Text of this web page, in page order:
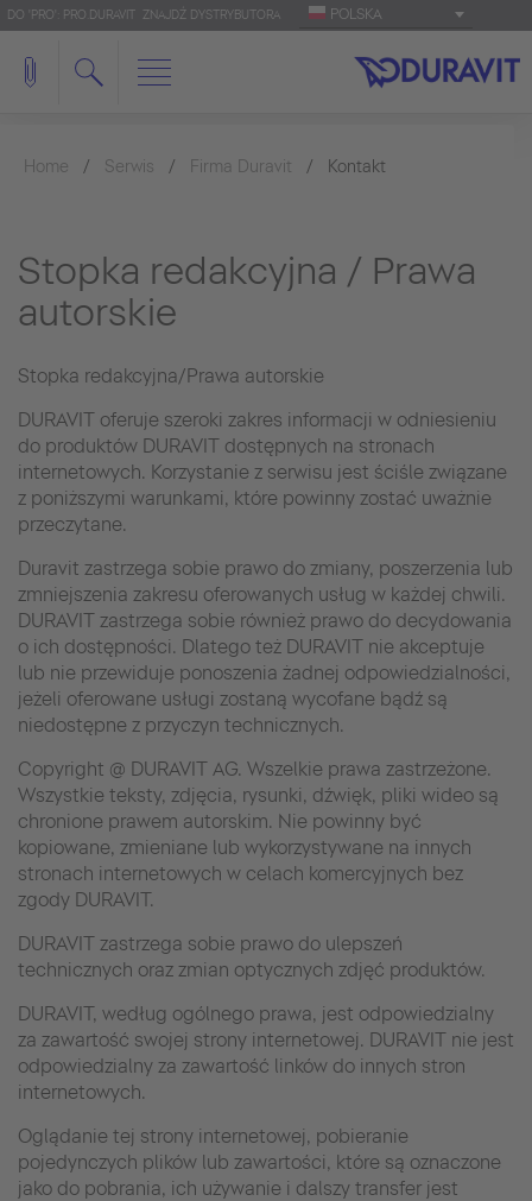
DO 'PRO': PRO.DURAVIT ZNAJDŹ DYSTRYBUTORA POLSKA
Home Serwis Firma Duravit Kontakt
Stopka redakcyjna / Prawa
autorskie
Stopka redakcyjna/Prawa autorskie
DURAVIT oferuje szeroki zakres informacji w odniesieniu
do produktów DURAVIT dostępnych na stronach
internetowych. Korzystanie z serwisu jest ściśle związane
z poniższymi warunkami, które powinny zostać uważnie
przeczytane.
Duravit zastrzega sobie prawo do zmiany, poszerzenia lub
zmniejszenia zakresu oferowanych usług w każdej chwili.
DURAVIT zastrzega sobie również prawo do decydowania
o ich dostępności. Dlatego też DURAVIT nie akceptuje
lub nie przewiduje ponoszenia żadnej odpowiedzialności,
jeżeli oferowane usługi zostaną wycofane bądź są
niedostępne z przyczyn technicznych.
Copyright @ DURAVIT AG. Wszelkie prawa zastrzeżone.
Wszystkie teksty, zdjęcia, rysunki, dźwięk, pliki wideo są
chronione prawem autorskim. Nie powinny być
kopiowane, zmieniane lub wykorzystywane na innych
stronach internetowych w celach komercyjnych bez
zgody DURAVIT.
DURAVIT zastrzega sobie prawo do ulepszeń
technicznych oraz zmian optycznych zdjęć produktów.
DURAVIT, według ogólnego prawa, jest odpowiedzialny
za zawartość swojej strony internetowej. DURAVIT nie jest
odpowiedzialny za zawartość linków do innych stron
internetowych.
Oglądanie tej strony internetowej, pobieranie
pojedynczych plików lub zawartości, które są oznaczone
jako do pobrania, ich używanie i dalszy transfer jest